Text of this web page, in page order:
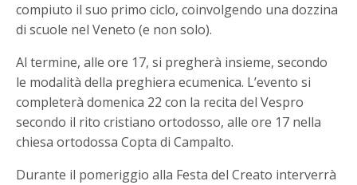
compiuto il suo primo ciclo, coinvolgendo una dozzina
di scuole nel Veneto (e non solo).
Al termine, alle ore 17, si pregherà insieme, secondo
le modalità della preghiera ecumenica. L’evento si
completerà domenica 22 con la recita del Vespro
secondo il rito cristiano ortodosso, alle ore 17 nella
chiesa ortodossa Copta di Campalto.
Durante il pomeriggio alla Festa del Creato interverrà